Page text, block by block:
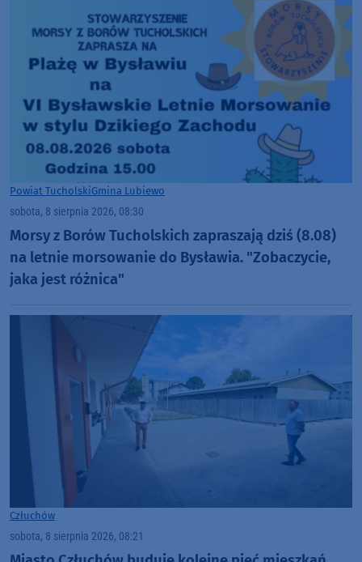
Powiat TucholskiGmina Lubiewo
sobota, 8 sierpnia 2026, 08:30
Morsy z Borów Tucholskich zapraszają dziś (8.08)
na letnie morsowanie do Bysławia. "Zobaczycie,
jaka jest różnica"
Człuchów
sobota, 8 sierpnia 2026, 08:21